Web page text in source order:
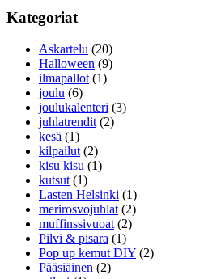
Kategoriat
Askartelu (20)
Halloween (9)
ilmapallot (1)
joulu (6)
joulukalenteri (3)
juhlatrendit (2)
kesä (1)
kilpailut (2)
kisu kisu (1)
kutsut (1)
Lasten Helsinki (1)
merirosvojuhlat (2)
muffinssivuoat (2)
Pilvi & pisara (1)
Pop up kemut DIY (2)
Pääsiäinen (2)